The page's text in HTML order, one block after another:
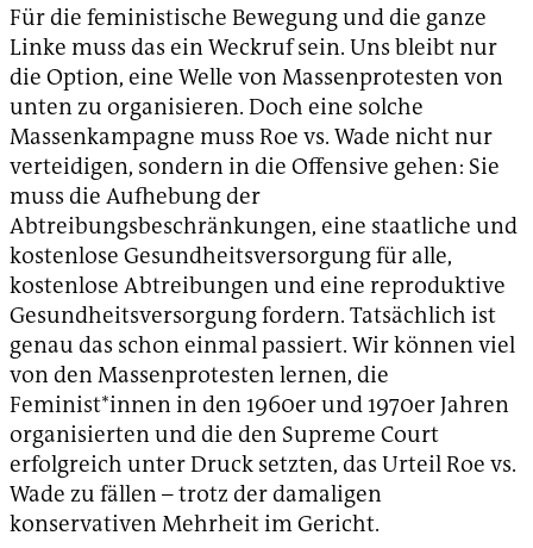
Für die feministische Bewegung und die ganze
Linke muss das ein Weckruf sein. Uns bleibt nur
die Option, eine Welle von Massenprotesten von
unten zu organisieren. Doch eine solche
Massenkampagne muss Roe vs. Wade nicht nur
verteidigen, sondern in die Offensive gehen: Sie
muss die Aufhebung der
Abtreibungsbeschränkungen, eine staatliche und
kostenlose Gesundheitsversorgung für alle,
kostenlose Abtreibungen und eine reproduktive
Gesundheitsversorgung fordern. Tatsächlich ist
genau das schon einmal passiert. Wir können viel
von den Massenprotesten lernen, die
Feminist*innen in den 1960er und 1970er Jahren
organisierten und die den Supreme Court
erfolgreich unter Druck setzten, das Urteil Roe vs.
Wade zu fällen – trotz der damaligen
konservativen Mehrheit im Gericht.